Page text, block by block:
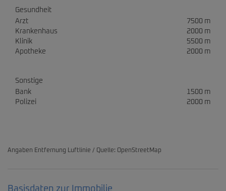
Gesundheit
Arzt
7500 m
Krankenhaus
2000 m
Klinik
5500 m
Apotheke
2000 m
Sonstige
Bank
1500 m
Polizei
2000 m
Angaben Entfernung Luftlinie / Quelle: OpenStreetMap
Basisdaten zur Immobilie